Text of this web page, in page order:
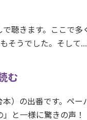
聴きます。ここで
そうでした。そして
む
）の出番です。ペ
と一様に驚きの声！